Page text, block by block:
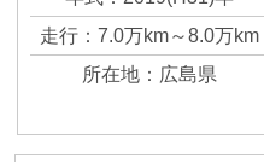
走行：7.0万km～8.0万km
所在地：広島県